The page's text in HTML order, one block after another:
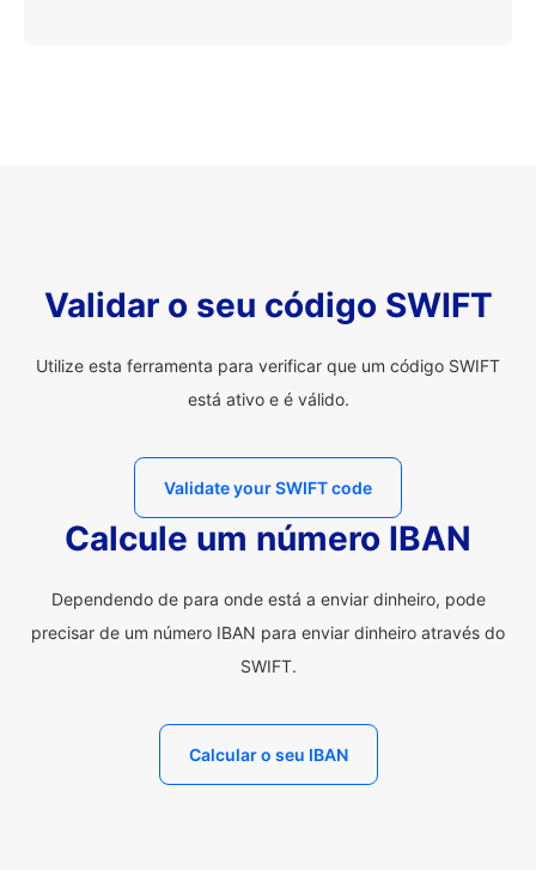
Validar o seu código SWIFT
Utilize esta ferramenta para verificar que um código SWIFT
está ativo e é válido.
Validate your SWIFT code
Calcule um número IBAN
Dependendo de para onde está a enviar dinheiro, pode
precisar de um número IBAN para enviar dinheiro através do
SWIFT.
Calcular o seu IBAN